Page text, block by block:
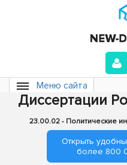
Меню сайта
Диссертации
23.00.02 - Политические
Открыть
более 800